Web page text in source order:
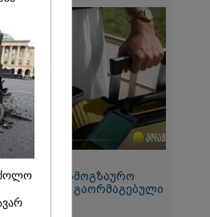
2026
ალდაგის სამოგზაურო
და მიიღე გაორმაგებული